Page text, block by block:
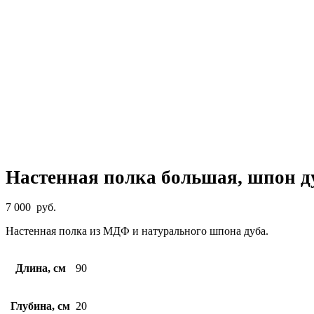
Настенная полка большая, шпон
7 000 руб.
Настенная полка из МДФ и натурального шпона дуба.
Длина, см 90
Глубина, см 20